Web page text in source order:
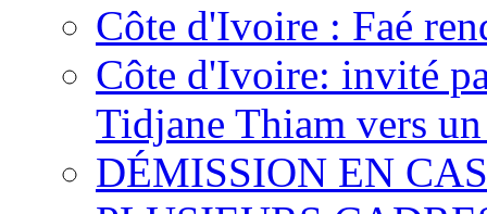
Côte d'Ivoire : Faé
Côte d'Ivoire: invité
Tidjane Thiam vers
DÉMISSION EN